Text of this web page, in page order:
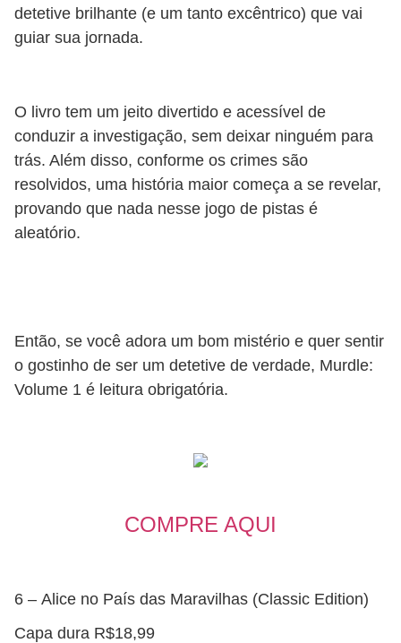
detetive brilhante (e um tanto excêntrico) que vai
guiar sua jornada.
O livro tem um jeito divertido e acessível de
conduzir a investigação, sem deixar ninguém para
trás. Além disso, conforme os crimes são
resolvidos, uma história maior começa a se revelar,
provando que nada nesse jogo de pistas é
aleatório.
Então, se você adora um bom mistério e quer sentir
o gostinho de ser um detetive de verdade, Murdle:
Volume 1 é leitura obrigatória.
COMPRE AQUI
6 – Alice no País das Maravilhas (Classic Edition)
Capa dura R$18,99